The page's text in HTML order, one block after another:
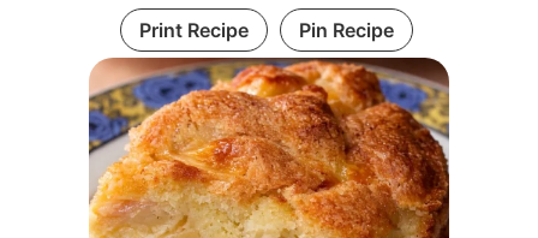
Print Recipe Pin Recipe